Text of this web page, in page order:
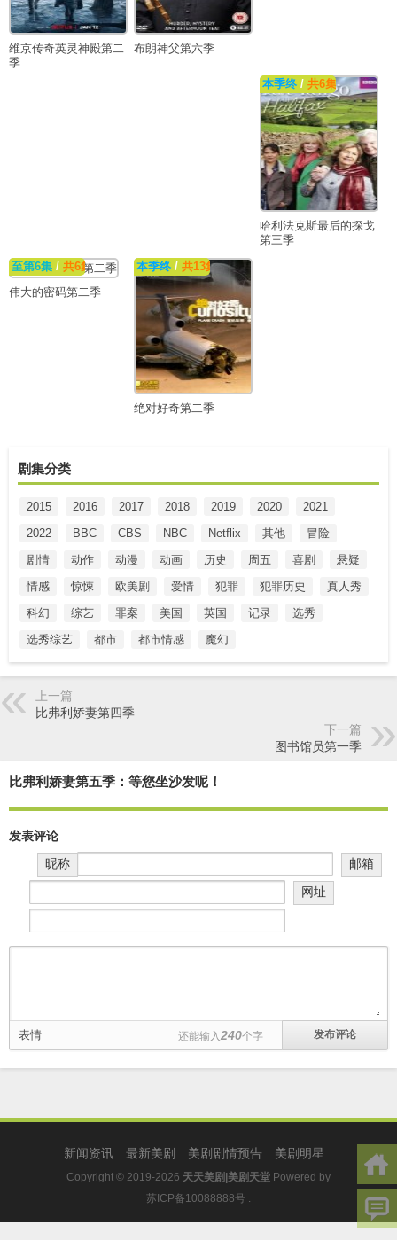
维京传奇英灵神殿第二
季
布朗神父第六季
本季终/ 共6集
哈利法克斯最后的探戈
第三季
至第6集 / 共6集
伟大的密码第二季
本季终 /共13集【纪录片】
绝对好奇第二季
剧集分类
2015 2016 2017 2018 2019 2020
2021
2022
BBC CBS NBC Netflix 其他
冒险
剧情
动作 动漫 动画 历史 周五 喜剧
悬疑
情感
惊悚 欧美剧 爱情 犯罪 犯罪历史
真人秀
科幻
综艺 罪案 美国 英国 记录
选秀
选秀综艺
都市 都市情感 魔幻
上一篇
比弗利娇妻第四季
下一篇
图书馆员第一季
比弗利娇妻第五季：等您坐沙发呢！
发表评论
昵称
邮箱
网址
表情 还能输入 240个字
新闻资讯 最新美剧 美剧剧情预告 美剧明星
Copyright © 2019-2026 天天美剧|美剧天堂 Powered by
苏ICP备10088888号 .